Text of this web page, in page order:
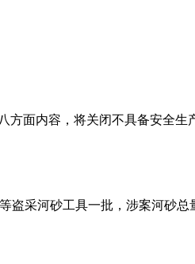
方面内容，将关闭不具备安全
盗采河砂工具一批，涉案河砂